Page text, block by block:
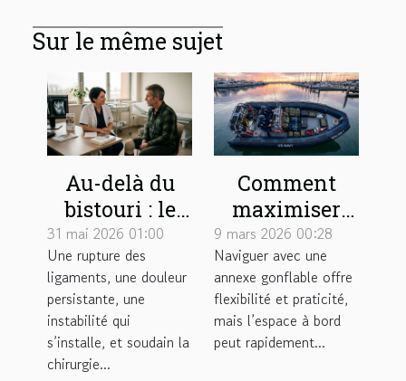
Sur le même sujet
Au-delà du
bistouri : le
rôle méconnu
de la
préparation
mentale en
chirurgie du
genou
31 mai 2026 01:00
Une rupture des
ligaments, une douleur
persistante, une
instabilité qui
s’installe, et soudain la
chirurgie...
Comment
maximiser
l'espace à
bord de votre
annexe
gonflable ?
9 mars 2026 00:28
Naviguer avec une
annexe gonflable offre
flexibilité et praticité,
mais l’espace à bord
peut rapidement...